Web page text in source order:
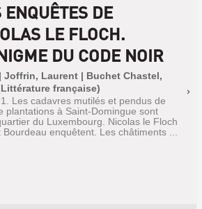
ENQUÊTES DE
LE FLOCH.
DU CODE NOIR
Joffrin, Laurent | Buchet Chastel,
française)
Les cadavres mutilés et pendus de
plantations à Saint-Domingue sont
du Luxembourg. Nicolas le Floch
enquêtent. Les châtiments ...